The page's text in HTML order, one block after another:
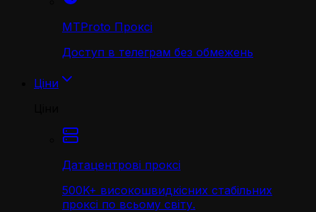
MTProto Проксі
Доступ в телеграм без обмежень
Ціни
Датацентрові проксі
500K+ високошвидкісних стабільних
проксі по всьому світу.